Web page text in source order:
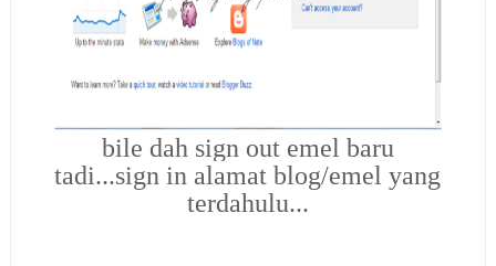
bile dah sign out emel baru
tadi...sign in alamat blog/emel yang
terdahulu...